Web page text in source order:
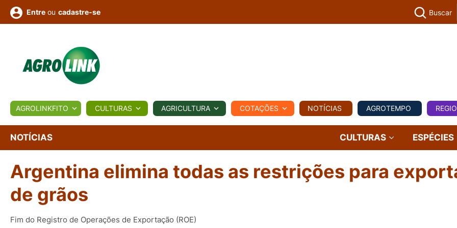
BIOLÓGICOS COTAÇÕES NOTÍCIAS AGROTEMPO REGIONAL COMERCIAL AGROVIAGENS
Conversor Colunistas Eventos
Fotos
e
Vídeos
Entre ou cadastre-se Buscar
AGROLINKFITO CULTURAS AGRICULTURA COTAÇÕES NOTÍCIAS AGROTEMPO
NOTÍCIAS CULTURAS ESPÉCIES
Argentina elimina todas as restrições para
de grãos
Fim do Registro de Operações de Exportação (ROE)